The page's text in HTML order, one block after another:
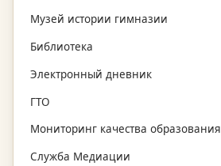
Музей истории гимназии
Библиотека
Электронный дневник
ГТО
Мониторинг качества образования
Служба Медиации